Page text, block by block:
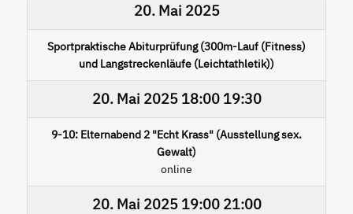
20. Mai 2025
Sportpraktische Abiturprüfung (300m-Lauf (Fitness)
und Langstreckenläufe (Leichtathletik))
20. Mai 202518:00 19:30
9-10: Elternabend 2 "Echt Krass" (Ausstellung sex.
Gewalt)
online
20. Mai 202519:00 21:00